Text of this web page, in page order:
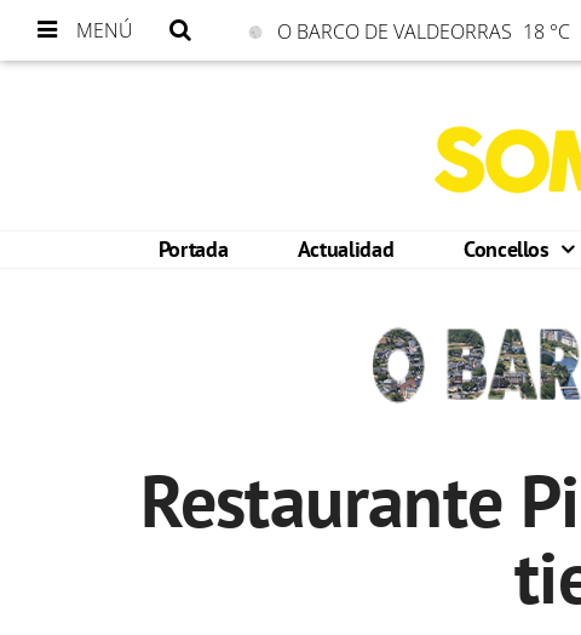
MENÚ O BARCO DE VALDEORRAS 18 °C
Portada Actualidad Concellos
Restaurante